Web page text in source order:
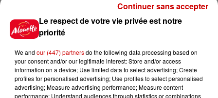
Éclipse solaire : découvrez les
meilleurs spots d'observation
7 août 2026
À LA UNE : professeur
condamné, repreneurs pour
Duralex et la...
Le respect de votre vie privée est notre
priorité
We and our (447) partnersdo the following data processing based on
your consent and/or our legitimate interest: Store and/or access
information on a device; Use limited data to select advertising; Create
profiles for personalised advertising; Use profiles to select personalised
advertising; Measure advertising performance; Measure content
performance; Understand audiences through statistics or combinations
Continuer sans accepter